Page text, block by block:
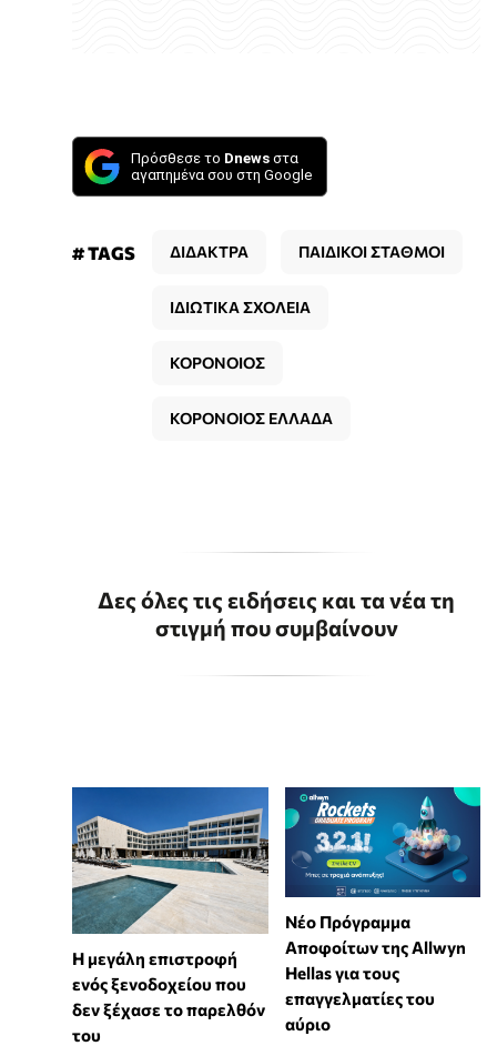
Πρόσθεσε το Dnews στα
αγαπημένα σου στη Google
# TAGS ΔΙΔΑΚΤΡΑ ΠΑΙΔΙΚΟΙ ΣΤΑΘΜΟΙ
ΙΔΙΩΤΙΚΑ ΣΧΟΛΕΙΑ
ΚΟΡΟΝΟΙΟΣ
ΚΟΡΟΝΟΙΟΣ ΕΛΛΑΔΑ
Δες όλες τις ειδήσεις και τα νέα τη
στιγμή που συμβαίνουν
Η μεγάλη επιστροφή
ενός ξενοδοχείου που
δεν ξέχασε το παρελθόν
του
Νέο Πρόγραμμα
Αποφοίτων της Allwyn
Hellas για τους
επαγγελματίες του
αύριο